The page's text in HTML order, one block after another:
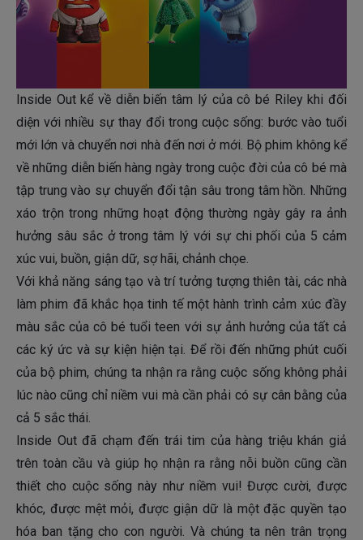
Inside Out kể về diễn biến tâm lý của cô bé Riley khi đối
diện với nhiều sự thay đổi trong cuộc sống: bước vào tuổi
mới lớn và chuyển nơi nhà đến nơi ở mới. Bộ phim không kể
về những diễn biến hàng ngày trong cuộc đời của cô bé mà
tập trung vào sự chuyển đổi tận sâu trong tâm hồn. Những
xáo trộn trong những hoạt động thường ngày gây ra ảnh
hưởng sâu sắc ở trong tâm lý với sự chi phối của 5 cảm
xúc vui, buồn, giận dữ, sợ hãi, chảnh chọe.
Với khả năng sáng tạo và trí tưởng tượng thiên tài, các nhà
làm phim đã khắc họa tinh tế một hành trình cảm xúc đầy
màu sắc của cô bé tuổi teen với sự ảnh hưởng của tất cả
các ký ức và sự kiện hiện tại. Để rồi đến những phút cuối
của bộ phim, chúng ta nhận ra rằng cuộc sống không phải
lúc nào cũng chỉ niềm vui mà cần phải có sự cân bằng của
cả 5 sắc thái.
Inside Out đã chạm đến trái tim của hàng triệu khán giả
trên toàn cầu và giúp họ nhận ra rằng nỗi buồn cũng cần
thiết cho cuộc sống này như niềm vui! Được cười, được
khóc, được mệt mỏi, được giận dữ là một đặc quyền tạo
hóa ban tặng cho con người. Và chúng ta nên trân trọng